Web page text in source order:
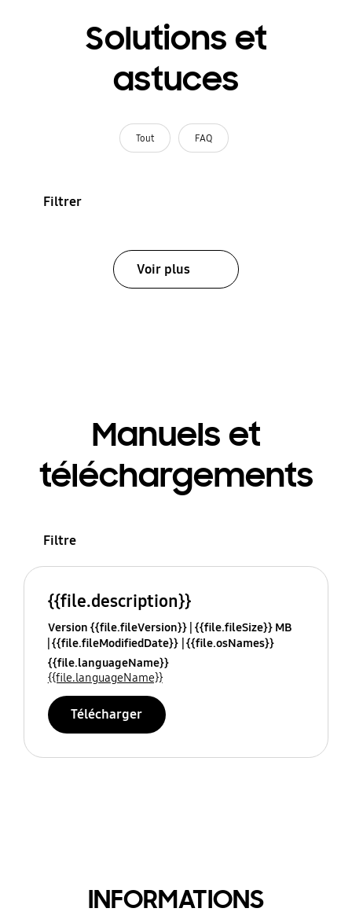
Solutions et
astuces
Tout FAQ
Filtrer
Voir plus
Manuels et
téléchargements
Filtre
{{file.description}}
Version {{file.fileVersion}} {{file.fileSize}} MB
{{file.fileModifiedDate}} {{file.osNames}}
{{file.languageName}}
{{file.languageName}}
Télécharger
INFORMATIONS